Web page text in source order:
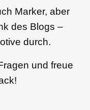
Marker, aber
des Blogs –
durch.
und freue